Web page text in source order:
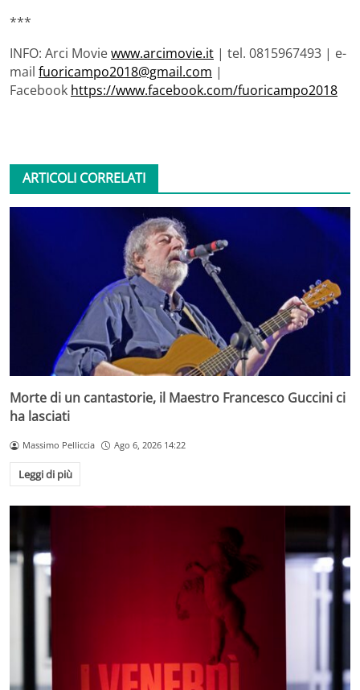
***
INFO: Arci Moviewww.arcimovie.it | tel. 0815967493 | e-
mail fuoricampo2018@gmail.com |
Facebook https://www.facebook.com/fuoricampo2018
ARTICOLI CORRELATI
Morte di un cantastorie, il Maestro Francesco Guccini ci
ha lasciati
Massimo Pelliccia Ago 6, 2026 14:22
Leggi di più